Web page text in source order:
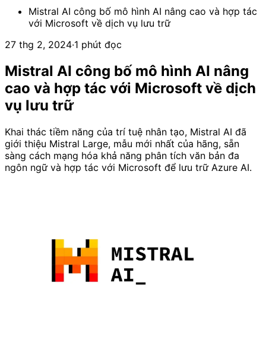
Mistral AI công bố mô hình AI nâng cao và hợp tác
với Microsoft về dịch vụ lưu trữ
27 thg 2, 2024·1 phút đọc
Mistral AI công bố mô hình AI nâng
cao và hợp tác với Microsoft về dịch
vụ lưu trữ
Khai thác tiềm năng của trí tuệ nhân tạo, Mistral AI đã
giới thiệu Mistral Large, mẫu mới nhất của hãng, sẵn
sàng cách mạng hóa khả năng phân tích văn bản đa
ngôn ngữ và hợp tác với Microsoft để lưu trữ Azure AI.